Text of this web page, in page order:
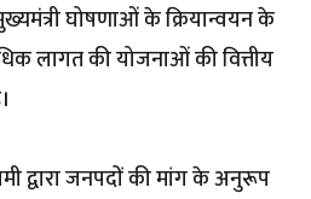
घोषणाओं के क्रियान्वयन के
लागत की योजनाओं की वित्तीय
द्वारा जनपदों की मांग के अनुरूप